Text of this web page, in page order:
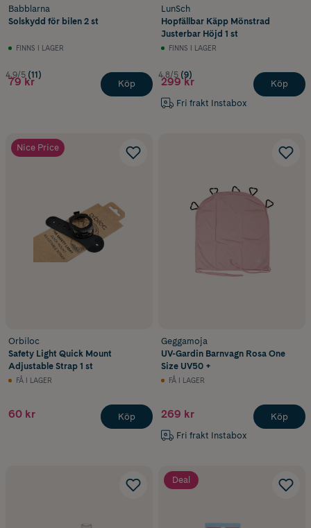
Babblarna
Solskydd för bilen 2 st
FINNS I LAGER
4.9/5 (11)
79 kr Köp
LunSch
Hopfällbar Käpp Mönstrad
Justerbar Höjd 1 st
FINNS I LAGER
4.8/5 (9)
299 kr
Fri frakt Instabox
Köp
Nice Price
Orbiloc
Safety Light Quick Mount
Adjustable Strap 1 st
FÅ I LAGER
60 kr Köp
Geggamoja
UV-Gardin Barnvagn Rosa One
Size UV50 +
FÅ I LAGER
269 kr
Fri frakt Instabox
Köp
Deal